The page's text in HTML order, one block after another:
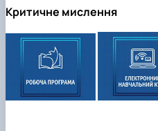
Критичне мислення